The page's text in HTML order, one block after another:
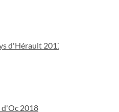
d'Hérault 2017
d'Oc 2018